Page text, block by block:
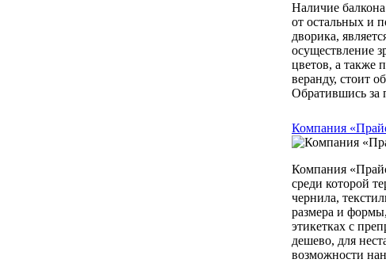
Наличие
от остальных и
дворика,
осуществление
цветов, а также
веранду, стоит
Обратившись за
Компания
Компания
среди которой
чернила,
размера и
этикетках с
дешево, для
возможности